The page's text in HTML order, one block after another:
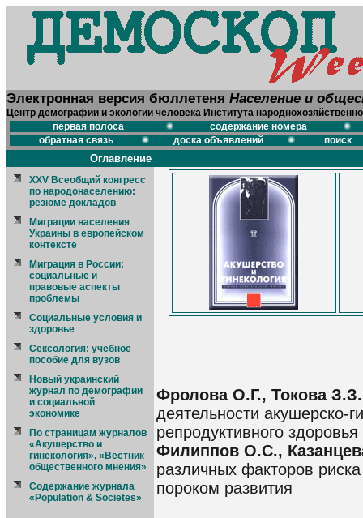
Электронная версия бюллетеня Население и
Центр демографии и экологии человека Института
первая полоса
содержание номера
обратная связь
доска объявлений поиск
Оглавление
XXV Всеобщий конгресс
по народонаселению:
резюме докладов
Миграции населения
Украины в европейском
контексте
Миграция в России:
социальные и
правовые аспекты
проблемы
Социальные условия и
здоровье
Сексология: учебное
пособие для вузов
Новый украинский
журнал по демографии
и социальной
экономике
По страницам журналов
«Акушерство и
гинекология», «Вестник
общественного мнения»
Содержание журнала
«Population & Societes»
Фролова О.Г., Токова
деятельности акушерско-
репродуктивного здоровья
Филиппов О.С.,
различных факторов
пороком развития